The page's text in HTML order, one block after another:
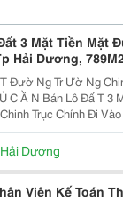
3 Mặt Tiền Mặt
Hải Dương,
Đườ Ng Tr Ườ Ng
C Ầ N Bán Lô Đấ T 3
Trục Chính Đi
3 M Ặ T Ti Ề
Hải Dương
Viên Kế Toán